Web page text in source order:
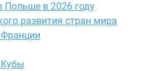
Польше в 2026 году
развития стран мира